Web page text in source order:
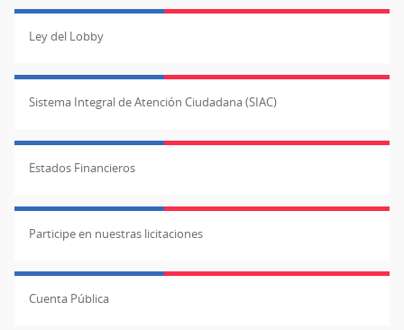
Ley del Lobby
Sistema Integral de Atención Ciudadana (SIAC)
Estados Financieros
Participe en nuestras licitaciones
Cuenta Pública